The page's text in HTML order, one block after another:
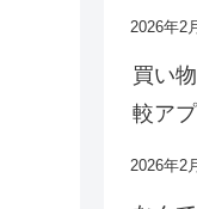
2026年2
買い
較ア
2026年2